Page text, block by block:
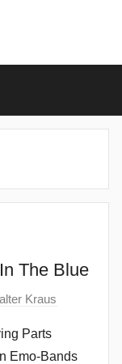
The Blue
Kraus
Parts
Emo-Bands